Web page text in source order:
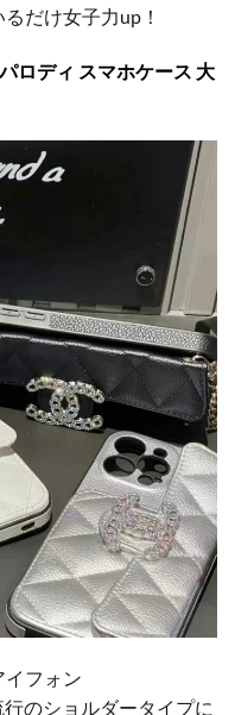
だけ女子力up！
ロディ スマホケース 大
イフォン
のショルダータイプに